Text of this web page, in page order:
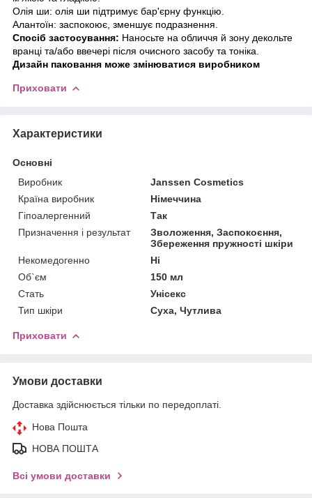
Олія ши: олія ши підтримує бар'єрну функцію.
Алантоїн: заспокоює, зменшує подразнення.
Спосіб застосування: Наносьте на обличчя й зону декольте
вранці та/або ввечері після очисного засобу та тоніка.
Дизайн паковання може змінюватися виробником
Приховати
Характеристики
Основні
Виробник
Janssen Cosmetics
Країна виробник
Німеччина
Гіпоалергенний
Так
Призначення і результат
Зволоження, Заспокоєння,
Збереження пружності шкіри
Некомедогенно
Ні
Об`єм
150 мл
Стать
Унісекс
Тип шкіри
Суха, Чутлива
Приховати
Умови доставки
Доставка здійснюється тільки по передоплаті.
Нова Пошта
НОВА ПОШТА
Всі умови доставки